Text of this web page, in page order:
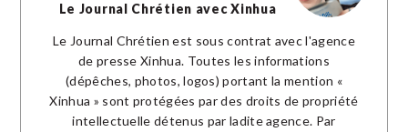
Le Journal Chrétien avec Xinhua
Le Journal Chrétien est sous contrat avec l'agence
de presse Xinhua. Toutes les informations
(dépêches, photos, logos) portant la mention «
Xinhua » sont protégées par des droits de propriété
intellectuelle détenus par ladite agence. Par